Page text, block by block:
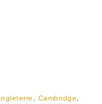
Cambridge